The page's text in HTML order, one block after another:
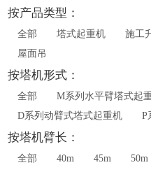
按产品类型：
全部 塔式起重机 施工
屋面吊
按塔机形式：
全部 M系列水平臂塔式起
D系列动臂式塔式起重机
P
按塔机臂长：
全部 40m 45m 50m